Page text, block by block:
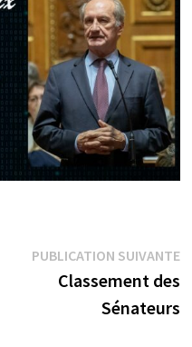
:
PUBLICATION SUIVANTE
Classement des
Sénateurs